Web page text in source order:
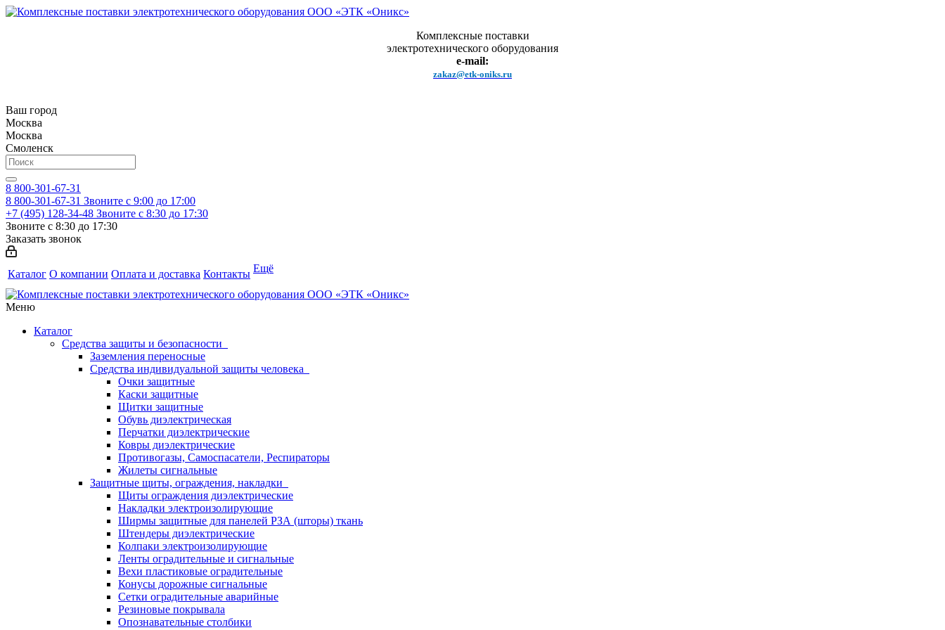
Комплексные поставки
электротехнического оборудования
e-mail:
zakaz@etk-oniks.ru
Ваш город
Москва
Москва
Смоленск
8 800-301-67-31
8 800-301-67-31 Звоните с 9:00 до 17:00
+7 (495) 128-34-48 Звоните с 8:30 до 17:30
Звоните с 8:30 до 17:30
Заказать звонок
Каталог О компании Оплата и доставка Контакты Ещё
Меню
Каталог
Средства защиты и безопасности
Заземления переносные
Средства индивидуальной защиты человека
Очки защитные
Каски защитные
Щитки защитные
Обувь диэлектрическая
Перчатки диэлектрические
Ковры диэлектрические
Противогазы, Самоспасатели, Респираторы
Жилеты сигнальные
Защитные щиты, ограждения, накладки
Щиты ограждения диэлектрические
Накладки электроизолирующие
Ширмы защитные для панелей РЗА (шторы) ткань
Штендеры диэлектрические
Колпаки электроизолирующие
Ленты оградительные и сигнальные
Вехи пластиковые оградительные
Конусы дорожные сигнальные
Сетки оградительные аварийные
Резиновые покрывала
Опознавательные столбики